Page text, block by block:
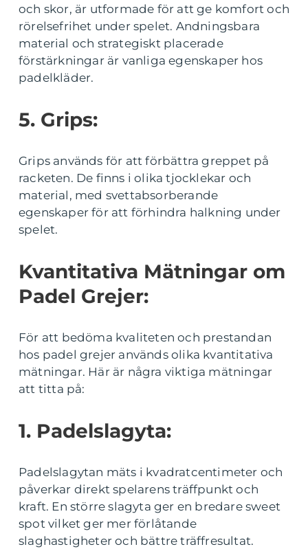
och skor, är utformade för att ge komfort och
rörelsefrihet under spelet. Andningsbara
material och strategiskt placerade
förstärkningar är vanliga egenskaper hos
padelkläder.
5. Grips:
Grips används för att förbättra greppet på
racketen. De finns i olika tjocklekar och
material, med svettabsorberande
egenskaper för att förhindra halkning under
spelet.
Kvantitativa Mätningar om
Padel Grejer:
För att bedöma kvaliteten och prestandan
hos padel grejer används olika kvantitativa
mätningar. Här är några viktiga mätningar
att titta på:
1. Padelslagyta:
Padelslagytan mäts i kvadratcentimeter och
påverkar direkt spelarens träffpunkt och
kraft. En större slagyta ger en bredare sweet
spot vilket ger mer förlåtande
slaghastigheter och bättre träffresultat.